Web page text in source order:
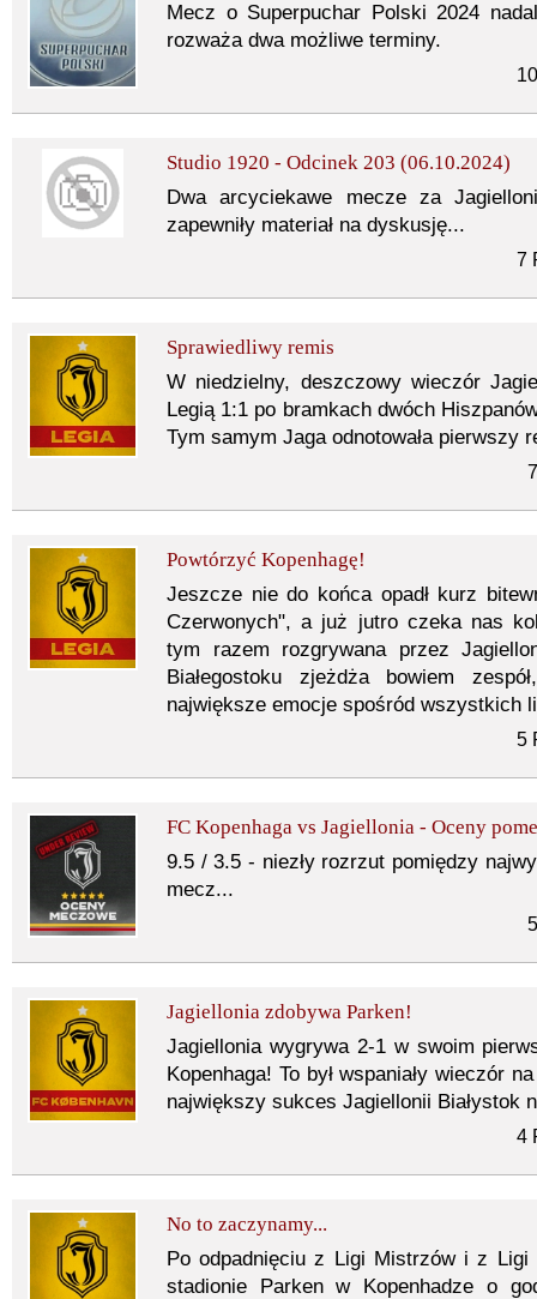
Mecz o Superpuchar Polski 2024
rozważa dwa możliwe terminy.
Studio 1920 - Odcinek 203 (06.10.2024)
Dwa arcyciekawe mecze za
zapewniły materiał na dyskusję...
7
Sprawiedliwy remis
W niedzielny, deszczowy wieczór
Legią 1:1 po bramkach dwóch
Tym samym Jaga odnotowała pierwszy
Powtórzyć Kopenhagę!
Jeszcze nie do końca opadł kurz
Czerwonych", a już jutro czeka nas
tym razem rozgrywana przez
Białegostoku zjeżdża bowiem
największe emocje spośród wszystkich
5
FC Kopenhaga vs Jagiellonia - Oceny
9.5 / 3.5 - niezły rozrzut pomiędzy
mecz...
Jagiellonia zdobywa Parken!
Jagiellonia wygrywa 2-1 w swoim
Kopenhaga! To był wspaniały wieczór
największy sukces Jagiellonii Białystok
4
No to zaczynamy...
Po odpadnięciu z Ligi Mistrzów i z
stadionie Parken w Kopenhadze o